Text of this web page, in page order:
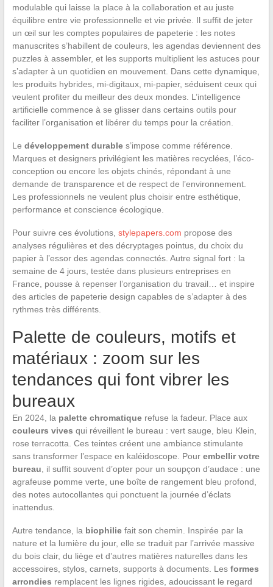
modulable qui laisse la place à la collaboration et au juste
équilibre entre vie professionnelle et vie privée. Il suffit de jeter
un œil sur les comptes populaires de papeterie : les notes
manuscrites s’habillent de couleurs, les agendas deviennent des
puzzles à assembler, et les supports multiplient les astuces pour
s’adapter à un quotidien en mouvement. Dans cette dynamique,
les produits hybrides, mi-digitaux, mi-papier, séduisent ceux qui
veulent profiter du meilleur des deux mondes. L’intelligence
artificielle commence à se glisser dans certains outils pour
faciliter l’organisation et libérer du temps pour la création.
Le développement durables’impose comme référence.
Marques et designers privilégient les matières recyclées, l’éco-
conception ou encore les objets chinés, répondant à une
demande de transparence et de respect de l’environnement.
Les professionnels ne veulent plus choisir entre esthétique,
performance et conscience écologique.
Pour suivre ces évolutions, stylepapers.com propose des
analyses régulières et des décryptages pointus, du choix du
papier à l’essor des agendas connectés. Autre signal fort : la
semaine de 4 jours, testée dans plusieurs entreprises en
France, pousse à repenser l’organisation du travail… et inspire
des articles de papeterie design capables de s’adapter à des
rythmes très différents.
Palette de couleurs, motifs et
matériaux : zoom sur les
tendances qui font vibrer les
bureaux
En 2024, la palette chromatiquerefuse la fadeur. Place aux
couleurs vives qui réveillent le bureau : vert sauge, bleu Klein,
rose terracotta. Ces teintes créent une ambiance stimulante
sans transformer l’espace en kaléidoscope. Pour embellir votre
bureau , il suffit souvent d’opter pour un soupçon d’audace : une
agrafeuse pomme verte, une boîte de rangement bleu profond,
des notes autocollantes qui ponctuent la journée d’éclats
inattendus.
Autre tendance, la biophiliefait son chemin. Inspirée par la
nature et la lumière du jour, elle se traduit par l’arrivée massive
du bois clair, du liège et d’autres matières naturelles dans les
accessoires, stylos, carnets, supports à documents. Les formes
arrondies remplacent les lignes rigides, adoucissant le regard